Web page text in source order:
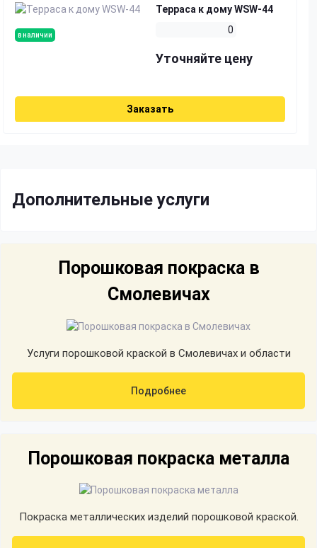
в наличии
Терраса к дому WSW-44
0
Уточняйте цену
Заказать
Дополнительные услуги
Порошковая покраска в
Смолевичах
Услуги порошковой краской в Смолевичах и области
Подробнее
Порошковая покраска металла
Покраска металлических изделий порошковой краской.